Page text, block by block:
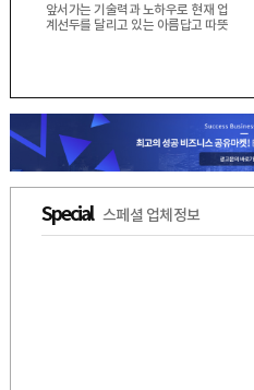
앞서가는 기술력과 노하우로 현재 업
계선두를 달리고 있는 아름답고 따뜻
Special 스페셜 업체정보